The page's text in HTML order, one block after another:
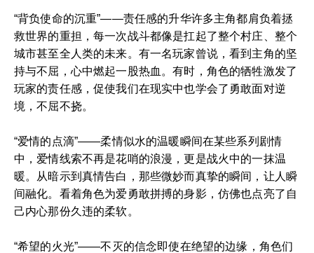
“背负使命的沉重”——责任感的升华许多主角都肩负着拯
救世界的重担，每一次战斗都像是扛起了整个村庄、整个
城市甚至全人类的未来。有一名玩家曾说，看到主角的坚
持与不屈，心中燃起一股热血。有时，角色的牺牲激发了
玩家的责任感，促使我们在现实中也学会了勇敢面对逆
境，不屈不挠。
“爱情的点滴”——柔情似水的温暖瞬间在某些系列剧情
中，爱情线索不再是花哨的浪漫，更是战火中的一抹温
暖。从暗示到真情告白，那些微妙而真挚的瞬间，让人瞬
间融化。看着角色为爱勇敢拼搏的身影，仿佛也点亮了自
己内心那份久违的柔软。
“希望的火光”——不灭的信念即使在绝望的边缘，角色们